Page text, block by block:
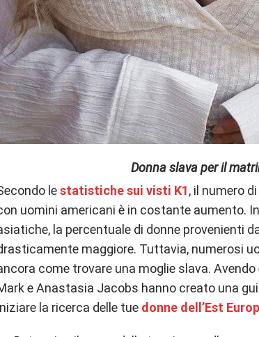
Donna slava per il
lestatistiche sui visti K1, il numero
uomini americani è in costante aumento.
la percentuale di donne provenienti
maggiore. Tuttavia, numerosi
come trovare una moglie slava.
e Anastasia Jacobs hanno creato una
la ricerca delle tue donne dell’Est